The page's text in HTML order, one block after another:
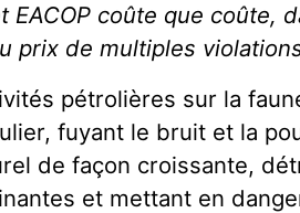
EACOP coûte que coûte,
prix de multiples
pétrolières sur la
fuyant le bruit et la
de façon croissante,
et mettant en